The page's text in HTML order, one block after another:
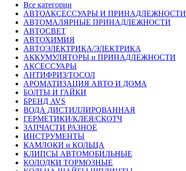
Все категории
АВТОАКСЕССУАРЫ И ПРИНАДЛЕЖНОСТИ
АВТОМАЛЯРНЫЕ ПРИНАДЛЕЖНОСТИ
АВТОСВЕТ
АВТОХИМИЯ
АВТОЭЛЕКТРИКА/ЭЛЕКТРИКА
АККУМУЛЯТОРЫ и ПРИНАДЛЕЖНОСТИ
АКСЕССУАРЫ
АНТИФРИЗ/ТОСОЛ
АРОМАТИЗАЦИЯ АВТО И ДОМА
БОЛТЫ И ГАЙКИ
БРЕНД AVS
ВОДА ДИСТИЛЛИРОВАННАЯ
ГЕРМЕТИКИ/КЛЕЯ/СКОТЧ
ЗАПЧАСТИ РАЗНОЕ
ИНСТРУМЕНТЫ
КАМЛОКИ и КОЛЬЦА
КЛИПСЫ АВТОМОБИЛЬНЫЕ
КОЛОДКИ ТОРМОЗНЫЕ